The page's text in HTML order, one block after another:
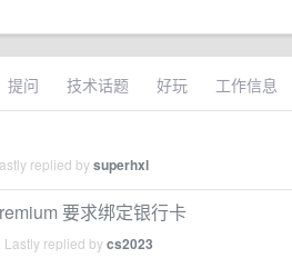
提问 技术话题 好玩 工作信息
replied bysuperhxl
要求绑定银行卡
Lastly replied bycs2023